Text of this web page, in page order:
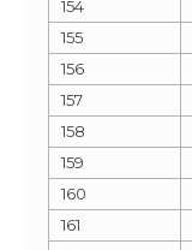
154
155
156
157
158
159
160
161